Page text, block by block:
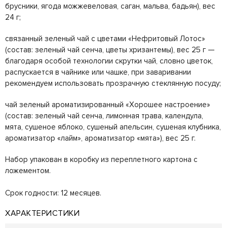
брусники, ягода можжевеловая, саган, мальва, бадьян), вес
24 г;
связанный зеленый чай с цветами «Нефритовый Лотос»
(состав: зеленый чай сенча, цветы хризантемы), вес 25 г —
благодаря особой технологии скрутки чай, словно цветок,
распускается в чайнике или чашке, при заваривании
рекомендуем использовать прозрачную стеклянную посуду;
чай зеленый ароматизированный «Хорошее настроение»
(состав: зеленый чай сенча, лимонная трава, календула,
мята, сушеное яблоко, сушеный апельсин, сушеная клубника,
ароматизатор «лайм», ароматизатор «мята»), вес 25 г.
Набор упакован в коробку из переплетного картона с
ложементом.
Срок годности: 12 месяцев.
ХАРАКТЕРИСТИКИ